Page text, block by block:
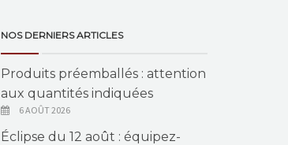
NOS DERNIERS ARTICLES
Produits préemballés : attention
aux quantités indiquées
6 AOÛT 2026
Éclipse du 12 août : équipez-